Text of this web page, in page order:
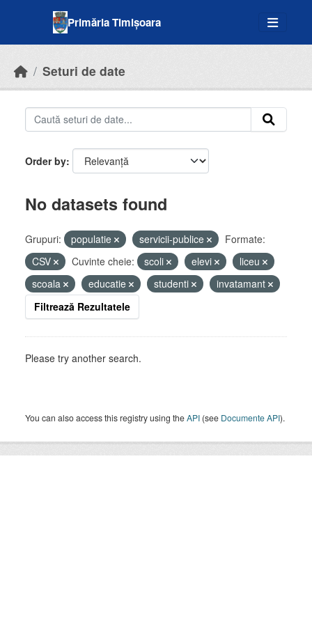
Primăria Timișoara
Seturi de date
Order by
No datasets found
Grupuri: populatie servicii-publice
Formate:
CSV
Cuvinte cheie: scoli elevi
liceu
scoala
educatie studenti
invatamant
Filtrează Rezultatele
Please try another search.
You can also access this registry using theAPI (see Documente API).